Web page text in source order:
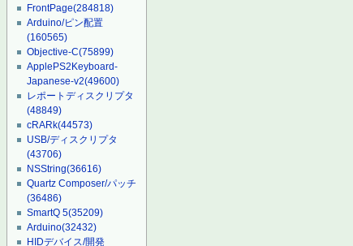
FrontPage(284818)
Arduino/ピン配置
(160565)
Objective-C(75899)
ApplePS2Keyboard-
Japanese-v2(49600)
レポートディスクリプタ
(48849)
cRARk(44573)
USB/ディスクリプタ
(43706)
NSString(36616)
Quartz Composer/パッチ
(36486)
SmartQ 5(35209)
Arduino(32432)
HIDデバイス/開発